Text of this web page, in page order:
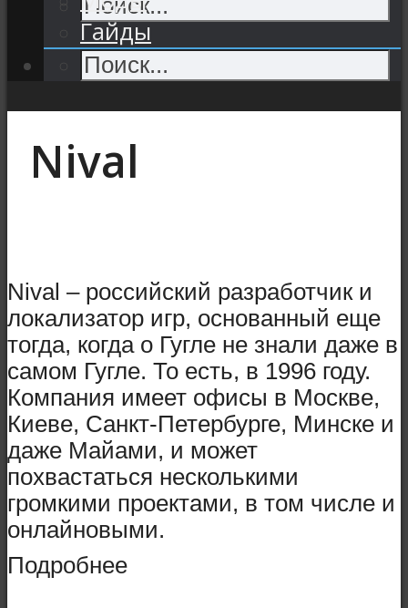
Гайды
Nival
Nival – российский разработчик и
локализатор игр, основанный еще
тогда, когда о Гугле не знали даже в
самом Гугле. То есть, в 1996 году.
Компания имеет офисы в Москве,
Киеве, Санкт-Петербурге, Минске и
даже Майами, и может
похвастаться несколькими
громкими проектами, в том числе и
онлайновыми.
Подробнее